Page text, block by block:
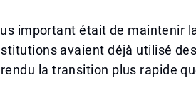
important était de maintenir
avaient déjà utilisé
la transition plus rapide